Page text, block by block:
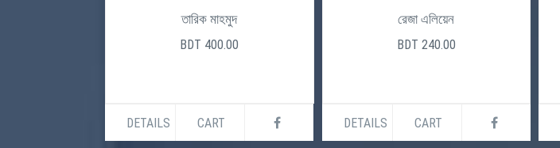
তারিক মাহমুদ
BDT 400.00
DETAILS CART
রেজা এলিয়েন
BDT 240.00
DETAILS CART